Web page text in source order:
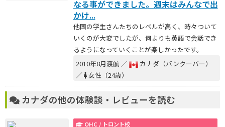
なる事ができました。週末はみんなで出
かけ...
他国の学生さんたちのレベルが高く、時々ついて
いくのが大変でしたが、何よりも英語で会話でき
るようになっていくことが楽しかったです。
2010年8月渡航 ／
カナダ（バンクーバー）
／ 女性（24歳）
カナダの他の体験談・レビューを読む
OHC / トロント校